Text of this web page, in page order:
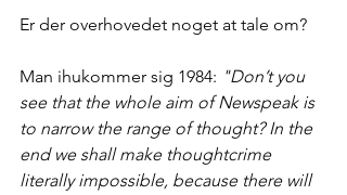
Er der overhovedet noget at tale om?
Man ihukommer sig 1984: "Don’t you
see that the whole aim of Newspeak is
to narrow the range of thought? In the
end we shall make thoughtcrime
literally impossible, because there will